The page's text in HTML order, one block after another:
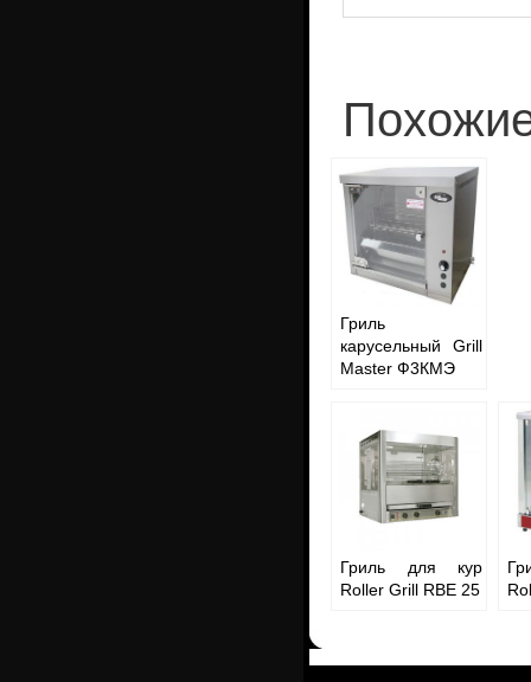
Гриль
карусельный Grill
Master Ф3КМЭ
Гриль для кур
Roller Grill RBE 25